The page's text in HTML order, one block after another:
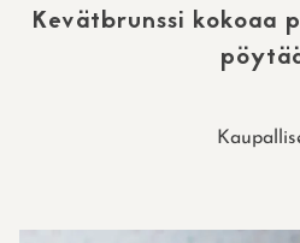
Kevätbrunssi kokoaa